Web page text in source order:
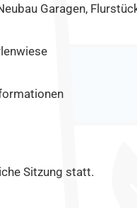
Garagen,
Sitzung statt.